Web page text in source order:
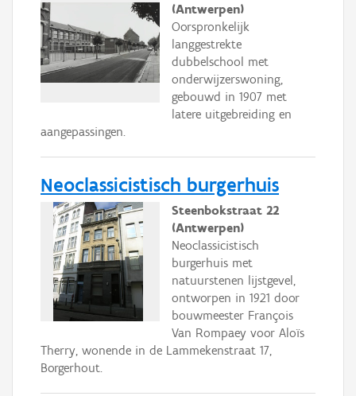
(Antwerpen)
Oorspronkelijk
langgestrekte
dubbelschool met
onderwijzerswoning,
gebouwd in 1907 met
latere uitgebreiding en
aangepassingen.
Neoclassicistisch burgerhuis
Steenbokstraat 22
(Antwerpen)
Neoclassicistisch
burgerhuis met
natuurstenen lijstgevel,
ontworpen in 1921 door
bouwmeester François
Van Rompaey voor Aloïs
Therry, wonende in de Lammekenstraat 17,
Borgerhout.